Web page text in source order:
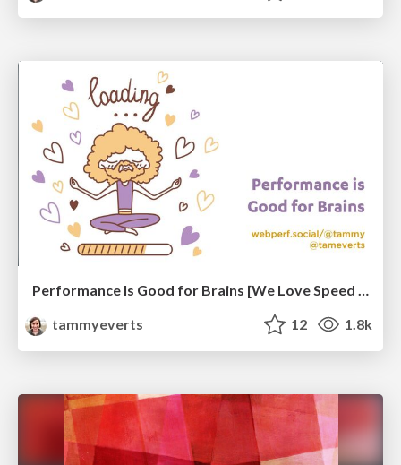
Performance Is Good for Brains [We Love Speed 2024]
tammyeverts
12 1.8k